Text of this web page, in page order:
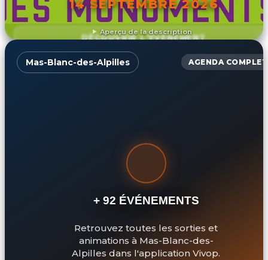
Aperçu de la description
14 SEPTEMBRE 2026
DÉCOUVRIR L'ÉVÉNEMENT
Mas-Blanc-des-Alpilles AGENDA COMPLET
+ 92 ÉVÉNEMENTS
Retrouvez toutes les sorties et
animations à Mas-Blanc-des-
Alpilles dans l'application Vivop.